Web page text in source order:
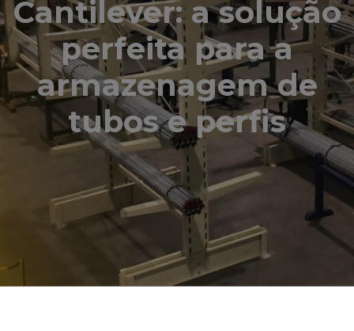
Cantilever: a solução
perfeita para a
armazenagem de
tubos e perfis